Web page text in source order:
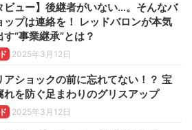
ビュー】後継者がいない…。そんなバ
ップは連絡を！ レッドバロンが本気
“事業継承”とは？
2025年3月12日
アショックの前に忘れてない！？ 宝
れを防ぐ足まわりのグリスアップ
2025年3月12日